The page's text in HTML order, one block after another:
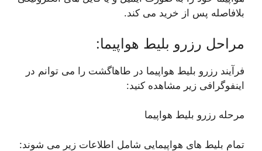
بلافاصله پس از خرید می کند.
مراحل رزرو بلیط هواپیما:
فرآیند رزرو بلیط هواپیما در طاهاگشت را می توانم در
اینفوگرافی زیر مشاهده کنید:
مرحله رزرو بلیط هواپیما
تمام بلیط های هواپیمایی شامل اطلاعات زیر می شوند: